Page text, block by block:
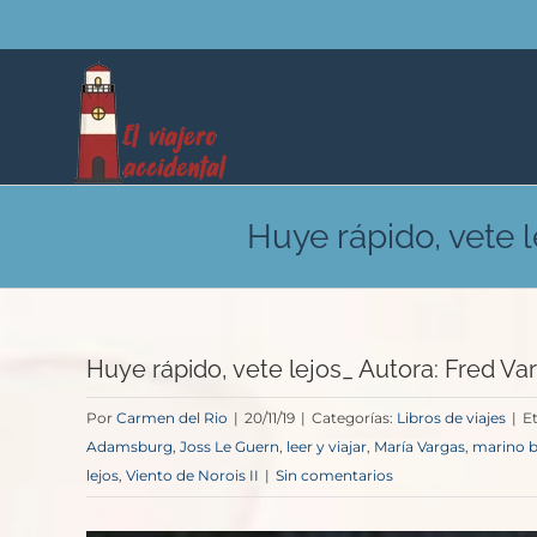
al
contenido
Huye rápido, vete
Huye rápido, vete lejos_ Autora: Fred
Por Carmen del Rio | 20/11/19 | Categorías: Libros de viajes |
Adamsburg, Joss Le Guern, leer y viajar, María Vargas, marino
lejos, Viento de Norois II | Sin comentarios